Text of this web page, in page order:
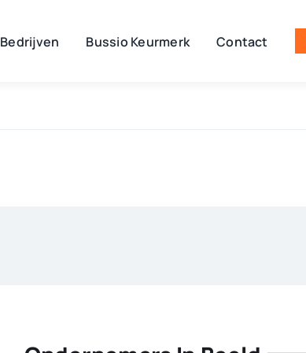
Bedrijven Bussio Keurmerk Contact